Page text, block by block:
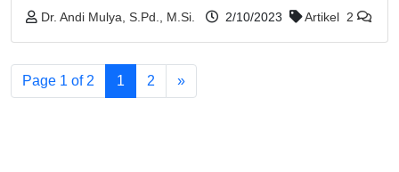
Dr. Andi Mulya, S.Pd., M.Si. 2/10/2023 Artikel 2
Page 1 of 2 1 2 »